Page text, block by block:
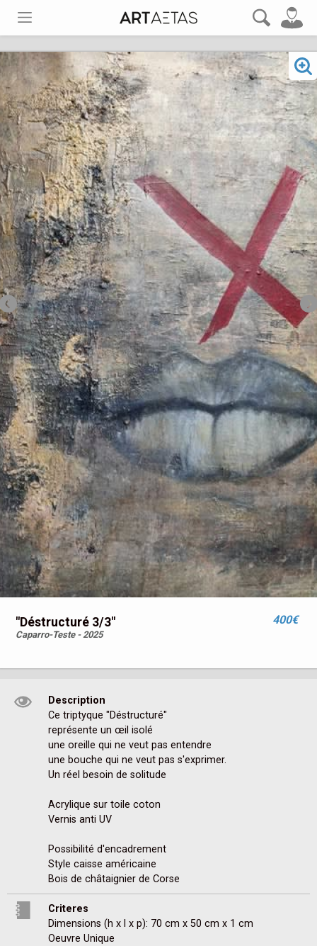
"Déstructuré 3/3"
Caparro-Teste - 2025
400€
Description
Ce triptyque "Déstructuré"
représente un œil isolé
une oreille qui ne veut pas entendre
une bouche qui ne veut pas s'exprimer.
Un réel besoin de solitude
Acrylique sur toile coton
Vernis anti UV
Possibilité d'encadrement
Style caisse américaine
Bois de châtaignier de Corse
Criteres
Dimensions (h x l x p): 70 cm x 50 cm x 1 cm
Oeuvre Unique